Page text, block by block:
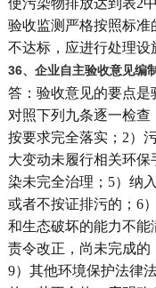
使污染物排放达到表2
验收监测严格按照标
不达标，应进行处理设
36、企业自主验收意见编
答：验收意见的要点是
对照下列九条逐一检
按要求完全落实；2）
大变动未履行相关环
染未完全治理；5）纳
或者不按证排污的；6
和生态破坏的能力不能
责令改正，尚未完成的
9）其他环境保护法律